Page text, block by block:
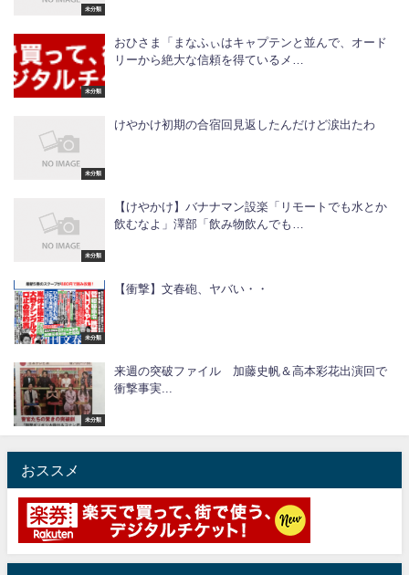
未分類
未分類
おひさま「まなふぃはキャプテンと並んで、オード
リーから絶大な信頼を得ているメ…
未分類
けやかけ初期の合宿回見返したんだけど涙出たわ
未分類
【けやかけ】バナナマン設楽「リモートでも水とか
飲むなよ」澤部「飲み物飲んでも…
未分類
【衝撃】文春砲、ヤバい・・
未分類
来週の突破ファイル 加藤史帆＆高本彩花出演回で
衝撃事実...
おススメ